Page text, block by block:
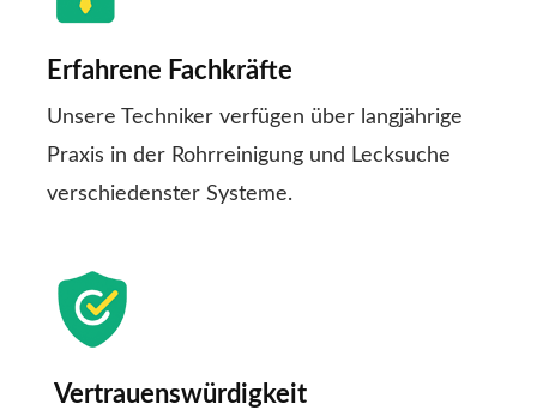
Erfahrene Fachkräfte
Unsere Techniker verfügen über langjährige
Praxis in der Rohrreinigung und Lecksuche
verschiedenster Systeme.
Vertrauenswürdigkeit